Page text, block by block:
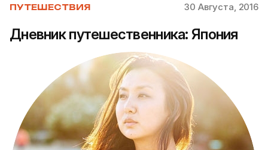
ПУТЕШЕСТВИЯ 30 Августа, 2016
Дневник путешественника: Япония